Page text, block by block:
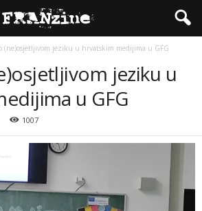
(ne)osjetljivom jeziku u hrvatskim medijima u GFG
jeziku u
u GFG
1007